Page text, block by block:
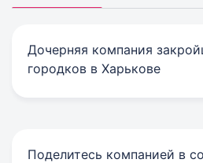
Дочерняя компания
городков в Харькове
Поделитесь компанией в